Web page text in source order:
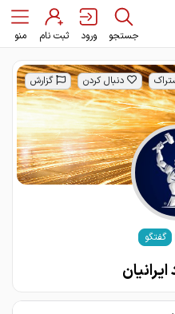
جستجو ورود ثبت نام منو
دنبال کردن گزارش
گفتگو